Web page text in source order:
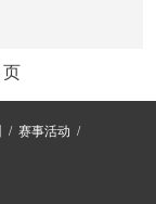
页
赛事活动